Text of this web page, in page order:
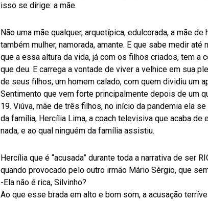
isso se dirige: a mãe.
Não uma mãe qualquer, arquetípica, edulcorada, a mãe
também mulher, namorada, amante. E que sabe medir
que a essa altura da vida, já com os filhos criados, tem
que deu. E carrega a vontade de viver a velhice em sua
de seus filhos, um homem calado, com quem dividiu um
Sentimento que vem forte principalmente depois de um
19. Viúva, mãe de três filhos, no início da pandemia ela
da família, Hercília Lima, a coach televisiva que acaba de
nada, e ao qual ninguém da família assistiu.
Hercília que é “acusada” durante toda a narrativa de ser
quando provocado pelo outro irmão Mário Sérgio, que
-Ela não é rica, Silvinho?
Ao que esse brada em alto e bom som, a acusação